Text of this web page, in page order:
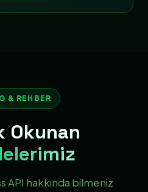
& REHBER
Okunan
API hakkında bilmeniz